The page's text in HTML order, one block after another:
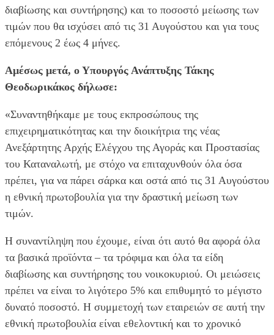
διαβίωσης και συντήρησης) και το ποσοστό μείωσης των
τιμών που θα ισχύσει από τις 31 Αυγούστου και για τους
επόμενους 2 έως 4 μήνες.
Αμέσως μετά, ο Υπουργός Ανάπτυξης Τάκης
Θεοδωρικάκος δήλωσε:
«Συναντηθήκαμε με τους εκπροσώπους της
επιχειρηματικότητας και την διοικήτρια της νέας
Ανεξάρτητης Αρχής Ελέγχου της Αγοράς και Προστασίας
του Καταναλωτή, με στόχο να επιταχυνθούν όλα όσα
πρέπει, για να πάρει σάρκα και οστά από τις 31 Αυγούστου
η εθνική πρωτοβουλία για την δραστική μείωση των
τιμών.
Η συναντίληψη που έχουμε, είναι ότι αυτό θα αφορά όλα
τα βασικά προϊόντα – τα τρόφιμα και όλα τα είδη
διαβίωσης και συντήρησης του νοικοκυριού. Οι μειώσεις
πρέπει να είναι το λιγότερο 5% και επιθυμητό το μέγιστο
δυνατό ποσοστό. Η συμμετοχή των εταιρειών σε αυτή την
εθνική πρωτοβουλία είναι εθελοντική και το χρονικό